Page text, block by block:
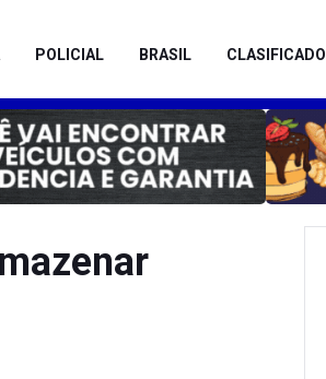
POLICIAL BRASIL CLASIFICADO